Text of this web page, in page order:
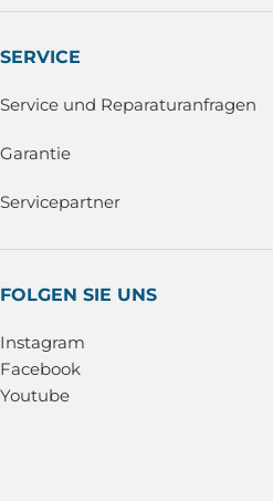
SERVICE
Service und Reparaturanfragen
Garantie
Servicepartner
FOLGEN SIE UNS
Instagram
Facebook
Youtube